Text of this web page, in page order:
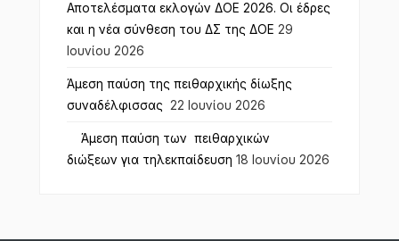
Αποτελέσματα εκλογών ΔΟΕ 2026. Οι έδρες
και η νέα σύνθεση του ΔΣ της ΔΟΕ 29
Ιουνίου 2026
Άμεση παύση της πειθαρχικής δίωξης
συναδέλφισσας 22 Ιουνίου 2026
Άμεση παύση των πειθαρχικών
διώξεων για τηλεκπαίδευση 18 Ιουνίου 2026